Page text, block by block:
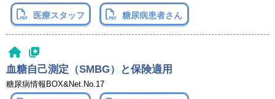
医療スタッフ 糖尿病患者さん
血糖自己測定（SMBG）と保険適用
糖尿病情報BOX&Net.No.17